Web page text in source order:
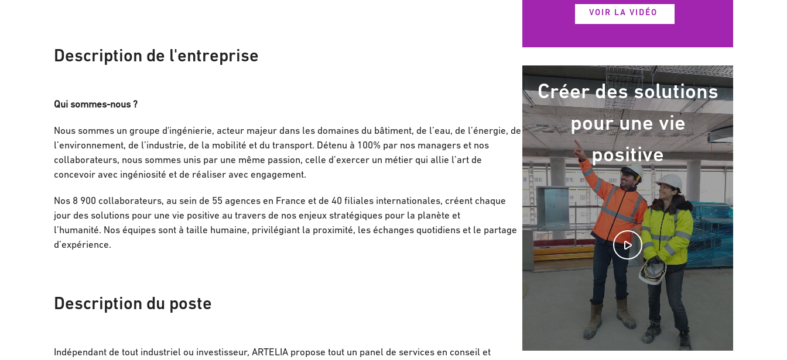
Description de l'entreprise
Qui sommes-nous ?
Nous sommes un groupe d'ingénierie, acteur majeur dans les domaines du bâtiment, de l’eau, de l’énergie, de
l’environnement, de l’industrie, de la mobilité et du transport. Détenu à 100% par nos managers et nos
collaborateurs, nous sommes unis par une même passion, celle d’exercer un métier qui allie l’art de
concevoir avec ingéniosité et de réaliser avec engagement.
Nos 8 900 collaborateurs, au sein de 55 agences en France et de 40 filiales internationales, créent chaque
jour des solutions pour une vie positive au travers de nos enjeux stratégiques pour la planète et
l’humanité. Nos équipes sont à taille humaine, privilégiant la proximité, les échanges quotidiens et le partage
d’expérience.
Description du poste
Indépendant de tout industriel ou investisseur, ARTELIA propose tout un panel de services en conseil et
VOIR LA VIDÉO
Créer des solutions
pour une vie
positive